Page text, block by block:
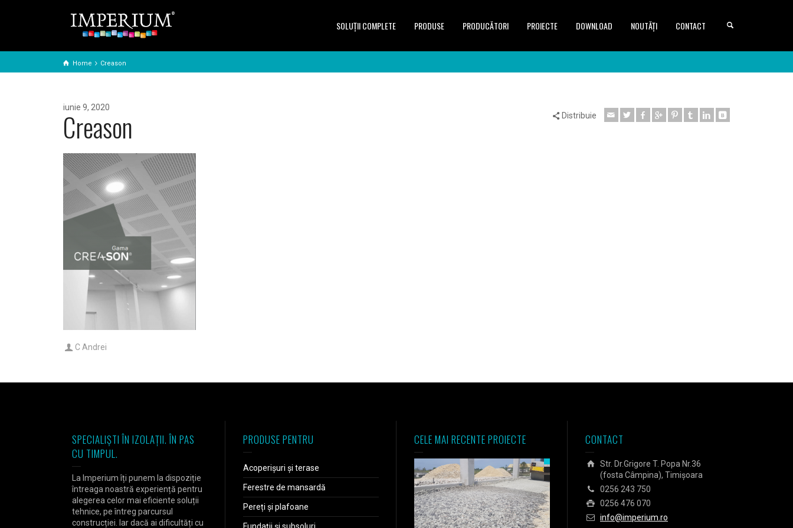
SOLUŢII COMPLETE PRODUSE PRODUCĂTORI PROIECTE DOWNLOAD NOUTĂȚI CONTACT
Home Creason
iunie 9, 2020
Creason Distribuie
C Andrei
SPECIALIȘTI ÎN IZOLAȚII. ÎN PAS
CU TIMPUL.
La Imperium îți punem la dispoziție
întreaga noastră experiență pentru
alegerea celor mai eficiente soluții
tehnice, pe întreg parcursul
construcției. Iar dacă ai dificultăți cu
PRODUSE PENTRU
Acoperișuri și terase
Ferestre de mansardă
Pereți și plafoane
CELE MAI RECENTE PROIECTE CONTACT
Str. Dr.Grigore T. Popa Nr.36
(fosta Câmpina), Timișoara
0256 243 750
0256 476 070
info@imperium.ro